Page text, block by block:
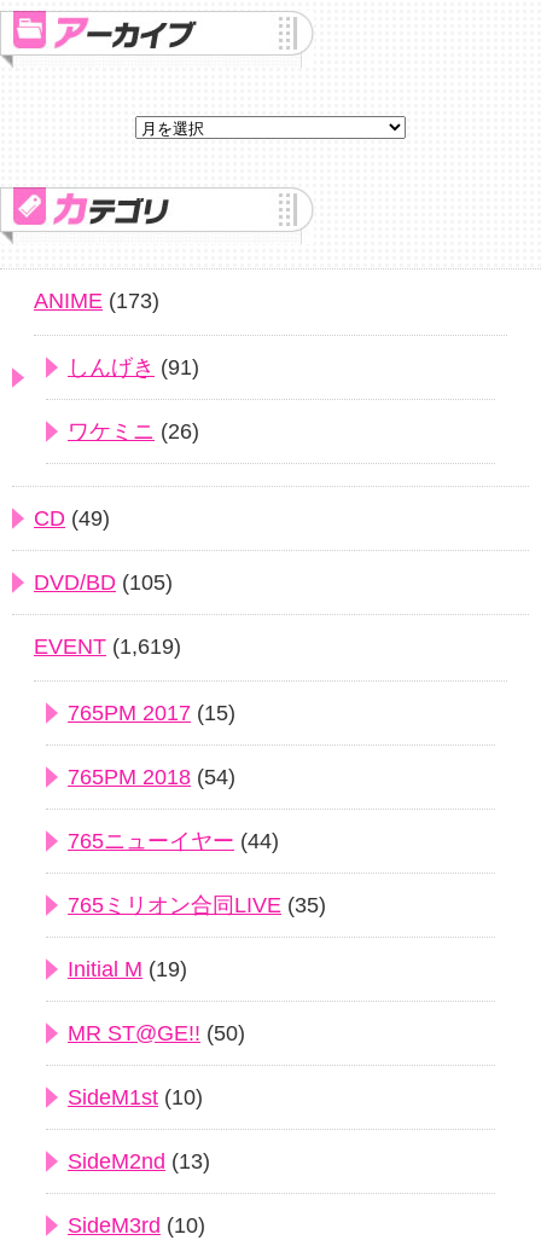
ANIME (173)
しんげき (91)
ワケミニ (26)
CD (49)
DVD/BD (105)
EVENT (1,619)
765PM 2017 (15)
765PM 2018 (54)
765ニューイヤー (44)
765ミリオン合同LIVE (35)
Initial M (19)
MR ST@GE!! (50)
SideM1st (10)
SideM2nd (13)
SideM3rd (10)